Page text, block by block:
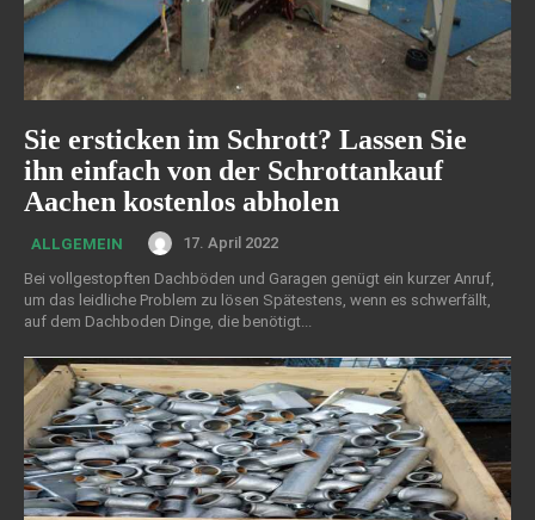
Sie ersticken im Schrott? Lassen Sie
ihn einfach von der Schrottankauf
Aachen kostenlos abholen
ALLGEMEIN
17. April 2022
Bei vollgestopften Dachböden und Garagen genügt ein kurzer Anruf,
um das leidliche Problem zu lösen Spätestens, wenn es schwerfällt,
auf dem Dachboden Dinge, die benötigt...